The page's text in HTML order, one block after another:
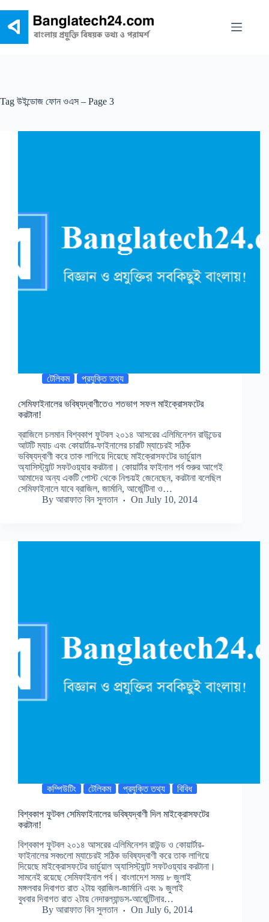
content
Tag উইন্ডোজ ফোন ওএস – Page 3
টেলিকম প্রযুক্তি তথ্য
সেমিফাইনালের ভবিষ্যদ্বাণীতেও শতভাগ সফল মাইক্রোসফটের
করটানা!
ব্রাজিলে চলমান বিশ্বকাপ ফুটবল ২০১৪ আসরের এলিমিনেশন রাউন্ডের
আটটি ম্যাচ এবং কোয়ার্টার-ফাইনালের চারটি ম্যাচেরই সঠিক
ভবিষ্যদ্বাণী করে তাক লাগিয়ে দিয়েছে মাইক্রোসফটের ভার্চুয়াল
অ্যাসিস্ট্যান্ট সফটওয়্যার করটানা। কোয়ার্টার ফাইনাল পর্ব শুরুর আগেই
আমাদের অন্য একটি পোস্ট থেকে নিশ্চয়ই জেনেছেন, করটানা বলেছিল
সেমিফাইনালে যাবে ব্রাজিল, জার্মানি, আর্জেন্টিনা ও…
By আরাফাত বিন সুলতান On July 10, 2014
কম্পিউটিং টেলিকম প্রযুক্তি তথ্য বিবিধ
বিশ্বকাপ ফুটবল সেমিফাইনালের ভবিষ্যদ্বাণী দিল মাইক্রোসফটের
করটানা!
বিশ্বকাপ ফুটবল ২০১৪ আসরের এলিমিনেশন রাউন্ড ও কোয়ার্টার-
ফাইনালের সবগুলো ম্যাচেরই সঠিক ভবিষ্যদ্বাণী করে তাক লাগিয়ে
দিয়েছে মাইক্রোসফটের ভার্চুয়াল অ্যাসিস্ট্যান্ট সফটওয়্যার করটানা।
সামনেই রয়েছে সেমিফাইনাল পর্ব। বাংলাদেশ সময় ৮ জুলাই
মঙ্গলবার দিবাগত রাত ২টায় ব্রাজিল-জার্মানি এবং ৯ জুলাই
বুধবার দিবাগত রাত ২টায় নেদারল্যান্ডস-আর্জেন্টিনার…
By আরাফাত বিন সুলতান On July 6, 2014